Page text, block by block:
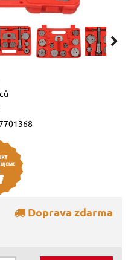
Doprava zdarma